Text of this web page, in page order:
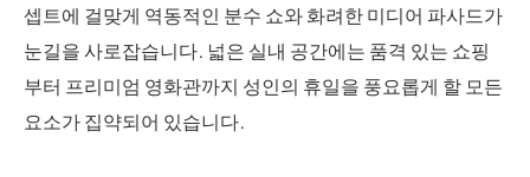
셉트에 걸맞게 역동적인 분수 쇼와 화려한 미디어 파사드가
눈길을 사로잡습니다. 넓은 실내 공간에는 품격 있는 쇼핑
부터 프리미엄 영화관까지 성인의 휴일을 풍요롭게 할 모든
요소가 집약되어 있습니다.